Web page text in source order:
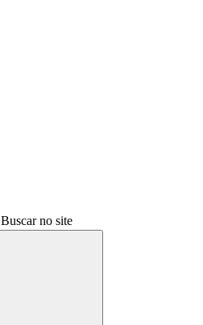
Buscar no site